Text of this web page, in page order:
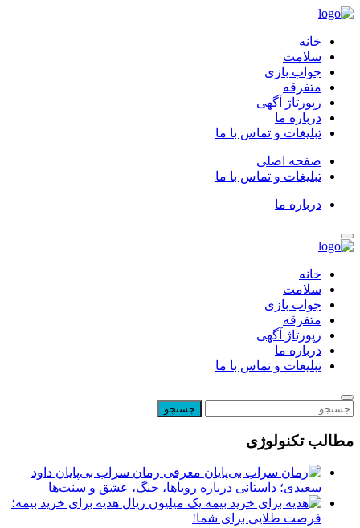
خانه
سلامت
جواب بازی
متفرقه
رپورتاژ آگهی
درباره ما
تبلیغات و تماس با ما
صفحه اصلی
تبلیغات و تماس با ما
درباره ما
خانه
سلامت
جواب بازی
متفرقه
رپورتاژ آگهی
درباره ما
تبلیغات و تماس با ما
مطالب تکنولوژی
معرفی رمان سراب بی‌پایان داود
سعیدی؛ داستانی درباره رویاها، جنگ، عشق و سنت‌ها
یک میلیون ریال هدیه برای خرید بیمه؛
فرصت طلایی برای شما!